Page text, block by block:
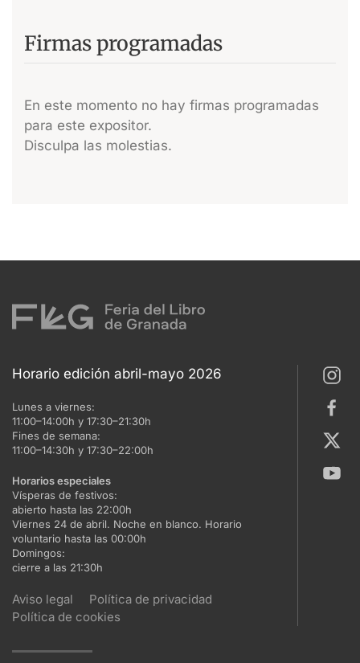
Firmas programadas
En este momento no hay firmas programadas
para este expositor.
Disculpa las molestias.
Horario edición abril-mayo 2026
Lunes a viernes:
11:00–14:00h y 17:30–21:30h
Fines de semana:
11:00–14:30h y 17:30–22:00h
Horarios especiales
Vísperas de festivos:
abierto hasta las 22:00h
Viernes 24 de abril. Noche en blanco. Horario
voluntario hasta las 00:00h
Domingos:
cierre a las 21:30h
Aviso legal
Política de privacidad
Política de cookies